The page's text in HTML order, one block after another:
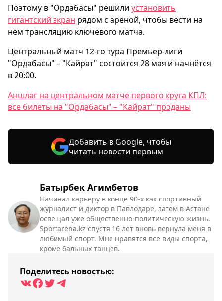
Батырбек Агимбетов
Начинал карьеру в конце 90-х как спортивный
журналист и диктор в Павлодаре, затем в Астане
освещал уже общественно-политическую жизнь.
Sportarena.kz спустя 16 лет вновь вернула меня в
любимый спорт. Мне нравятся все виды спорта,
кроме бальных танцев.
Поделитесь новостью:
Поэтому в "Ордабасы" решили установить
гигантский экран рядом с ареной, чтобы вести на
нём трансляцию ключевого матча.
Центральный матч 12-го тура Премьер-лиги
"Ордабасы" – "Кайрат" состоится 28 мая и начнётся
в 20:00.
Аншлаг на центральном матче первого круга КПЛ:
все билеты на "Ордабасы" – "Кайрат" проданы
Добавить в Google, чтобы
читать новости первым